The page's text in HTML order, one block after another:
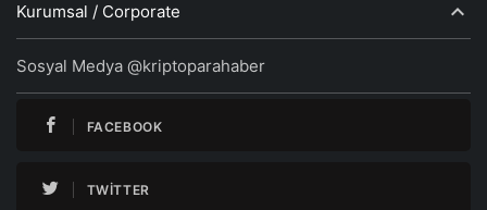
Kurumsal / Corporate
Sosyal Medya @kriptoparahaber
FACEBOOK
TWITTER